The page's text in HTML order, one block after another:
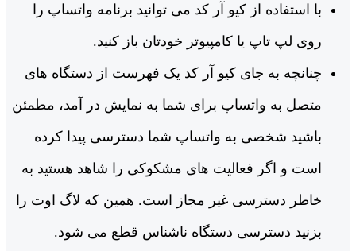
با استفاده از کیو آر کد می ‌توانید برنامه واتساپ را
روی لپ ‌تاپ یا کامپیوتر خودتان باز کنید.
چنانچه به جای کیو آر کد یک فهرست از دستگاه‌ های
متصل به واتساپ برای شما به نمایش در آمد، مطمئن
باشید شخصی به واتساپ شما دسترسی پیدا کرده
است و اگر فعالیت ‌های مشکوکی را شاهد هستید به
خاطر دسترسی غیر مجاز است. همین که لاگ اوت را
بزنید دسترسی دستگاه ناشناس قطع می شود.